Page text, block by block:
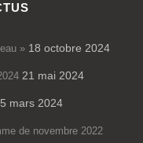
» 18 octobre 2024
21 mai 2024
mars 2024
de novembre 2022